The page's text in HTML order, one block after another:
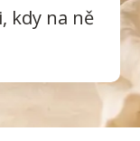
kdy na ně